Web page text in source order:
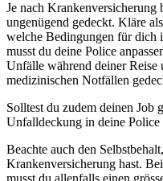
Je nach
ungenügend gedeckt. Kläre
welche Bedingungen für dich
musst du deine Police
Unfälle während deiner Reise
medizinischen Notfällen
Solltest du zudem deinen Job
Unfalldeckung in deine Police
Beachte auch den
Krankenversicherung hast.